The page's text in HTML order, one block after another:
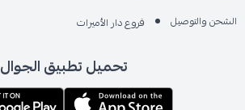
الشحن والتوصيل
فروع دار الأميرات
تحميل تطبيق الجوال